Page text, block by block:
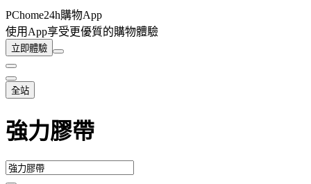
PChome24h購物App
使用App享受更優質的購物體驗
立即體驗
全站
強力膠帶